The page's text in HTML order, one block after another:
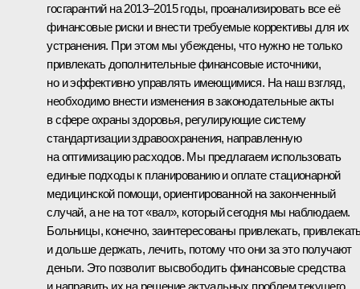
госгарантий на 2013–2015 годы, проанализировать все её
финансовые риски и внести требуемые коррективы для их
устранения. При этом мы убеждены, что нужно не только
привлекать дополнительные финансовые источники,
но и эффективно управлять имеющимися. На наш взгляд,
необходимо внести изменения в законодательные акты
в сфере охраны здоровья, регулирующие систему
стандартизации здравоохранения, направленную
на оптимизацию расходов. Мы предлагаем использовать
единые подходы к планированию и оплате стационарной
медицинской помощи, ориентированной на законченный
случай, а не на тот «вал», который сегодня мы наблюдаем.
Больницы, конечно, заинтересованы привлекать,
и дольше держать, лечить, потому что они за это получают
деньги. Это позволит высвободить финансовые средства
и направить их на решение актуальных проблем текущего